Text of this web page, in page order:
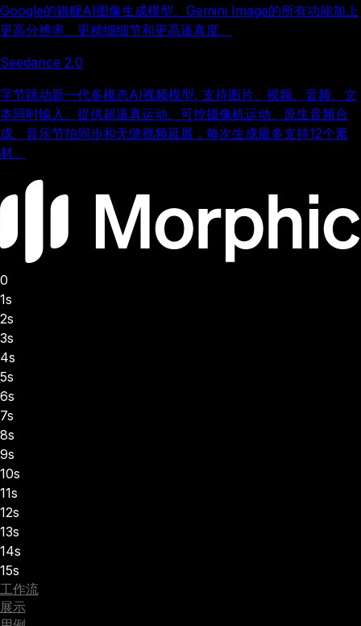
Google的旗舰AI图像生成模型。Gemini Image的所有功能加上
更高分辨率、更精细细节和更高逼真度。
Seedance 2.0
字节跳动新一代多模态AI视频模型, 支持图片、视频、音频、文
本同时输入。提供超逼真运动、可控摄像机运动、原生音频合
成、音乐节拍同步和无缝视频延展，每次生成最多支持12个素
材。
0
1s
2s
3s
4s
5s
6s
7s
8s
9s
10s
11s
12s
13s
14s
15s
工作流
展示